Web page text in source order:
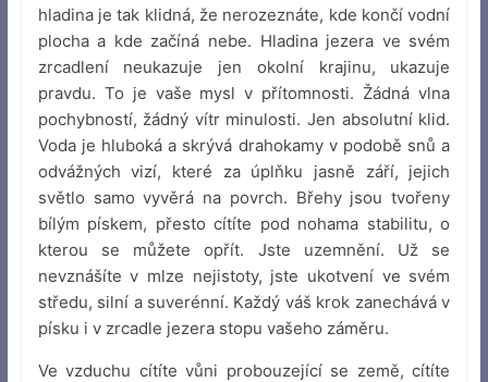
hladina je tak klidná, že nerozeznáte, kde končí vodní
plocha a kde začíná nebe. Hladina jezera ve svém
zrcadlení neukazuje jen okolní krajinu, ukazuje
pravdu. To je vaše mysl v přítomnosti. Žádná vlna
pochybností, žádný vítr minulosti. Jen absolutní klid.
Voda je hluboká a skrývá drahokamy v podobě snů a
odvážných vizí, které za úplňku jasně září, jejich
světlo samo vyvěrá na povrch. Břehy jsou tvořeny
bílým pískem, přesto cítíte pod nohama stabilitu, o
kterou se můžete opřít. Jste uzemnění. Už se
nevznášíte v mlze nejistoty, jste ukotvení ve svém
středu, silní a suverénní. Každý váš krok zanechává v
písku i v zrcadle jezera stopu vašeho záměru.
Ve vzduchu cítíte vůni probouzející se země, cítíte